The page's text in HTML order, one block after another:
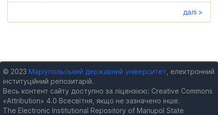
далі >
© 2023 Маріупольський державний університет , електронний
інституційний репозитарій.
Весь контент сайту доступно за ліцензією: Creative Commons
«Attribution» 4.0 Всесвітня, якщо не зазначено інше.
The Electronic Institutional Repository of Mariupol State